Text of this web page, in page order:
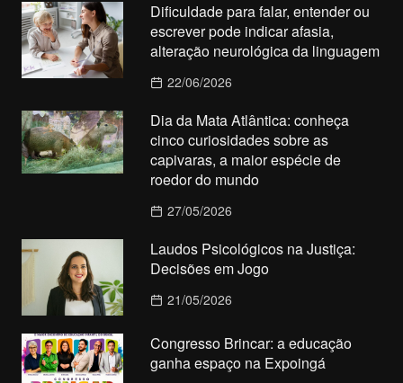
Dificuldade para falar, entender ou
escrever pode indicar afasia,
alteração neurológica da linguagem
22/06/2026
Dia da Mata Atlântica: conheça
cinco curiosidades sobre as
capivaras, a maior espécie de
roedor do mundo
27/05/2026
Laudos Psicológicos na Justiça:
Decisões em Jogo
21/05/2026
Congresso Brincar: a educação
ganha espaço na Expoingá